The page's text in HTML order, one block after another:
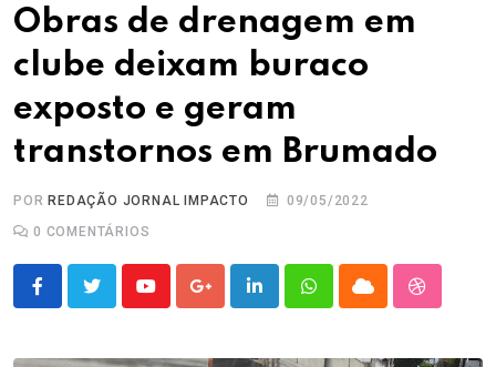
Obras de drenagem em
clube deixam buraco
exposto e geram
transtornos em Brumado
POR REDAÇÃO JORNAL IMPACTO
09/05/2022
0 COMENTÁRIOS
YoutubeGoogle+LinkedInWhatsappCloud